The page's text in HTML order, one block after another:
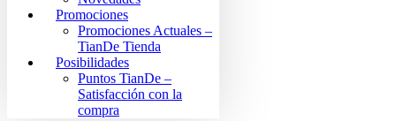
Promociones
Promociones Actuales –
TianDe Tienda
Posibilidades
Puntos TianDe –
Satisfacción con la
compra